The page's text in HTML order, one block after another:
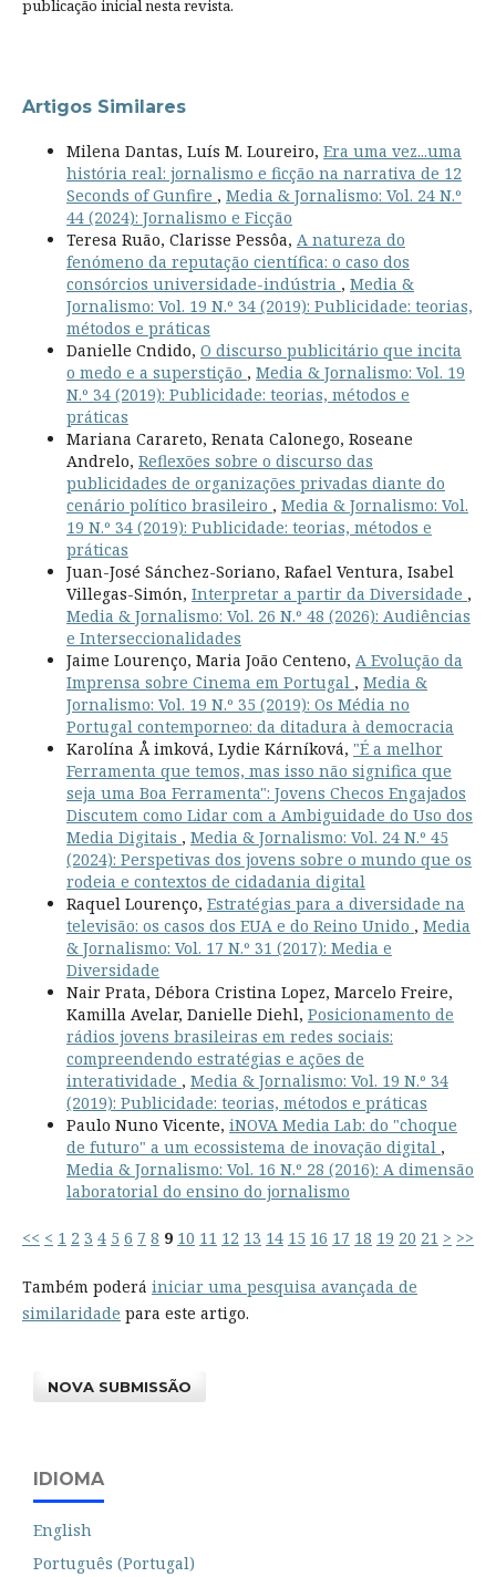
publicação inicial nesta revista.
Artigos Similares
Milena Dantas, Luís M. Loureiro, Era uma vez...uma
história real: jornalismo e ficção na narrativa de 12
Seconds of Gunfire , Media & Jornalismo: Vol. 24 N.º
44 (2024): Jornalismo e Ficção
Teresa Ruão, Clarisse Pessôa, A natureza do
fenómeno da reputação científica: o caso dos
consórcios universidade-indústria , Media &
Jornalismo: Vol. 19 N.º 34 (2019): Publicidade: teorias,
métodos e práticas
Danielle Cndido, O discurso publicitário que incita
o medo e a superstição , Media & Jornalismo: Vol. 19
N.º 34 (2019): Publicidade: teorias, métodos e
práticas
Mariana Carareto, Renata Calonego, Roseane
Andrelo, Reflexões sobre o discurso das
publicidades de organizações privadas diante do
cenário político brasileiro , Media & Jornalismo: Vol.
19 N.º 34 (2019): Publicidade: teorias, métodos e
práticas
Juan-José Sánchez-Soriano, Rafael Ventura, Isabel
Villegas-Simón, Interpretar a partir da Diversidade ,
Media & Jornalismo: Vol. 26 N.º 48 (2026): Audiências
e Interseccionalidades
Jaime Lourenço, Maria João Centeno, A Evolução da
Imprensa sobre Cinema em Portugal , Media &
Jornalismo: Vol. 19 N.º 35 (2019): Os Média no
Portugal contemporneo: da ditadura à democracia
Karolína Å imková, Lydie Kárníková, "É a melhor
Ferramenta que temos, mas isso não significa que
seja uma Boa Ferramenta": Jovens Checos Engajados
Discutem como Lidar com a Ambiguidade do Uso dos
Media Digitais , Media & Jornalismo: Vol. 24 N.º 45
(2024): Perspetivas dos jovens sobre o mundo que os
rodeia e contextos de cidadania digital
Raquel Lourenço, Estratégias para a diversidade na
televisão: os casos dos EUA e do Reino Unido , Media
& Jornalismo: Vol. 17 N.º 31 (2017): Media e
Diversidade
Nair Prata, Débora Cristina Lopez, Marcelo Freire,
Kamilla Avelar, Danielle Diehl, Posicionamento de
rádios jovens brasileiras em redes sociais:
compreendendo estratégias e ações de
interatividade , Media & Jornalismo: Vol. 19 N.º 34
(2019): Publicidade: teorias, métodos e práticas
Paulo Nuno Vicente, iNOVA Media Lab: do "choque
de futuro" a um ecossistema de inovação digital ,
Media & Jornalismo: Vol. 16 N.º 28 (2016): A dimensão
laboratorial do ensino do jornalismo
<< < 1 2 3 4 5 6 7 8 9 10 11 12 13 14 15 16 17 18 19 20 21 > >>
Também poderá iniciar uma pesquisa avançada de
similaridade para este artigo.
NOVA SUBMISSÃO
IDIOMA
English
Português (Portugal)